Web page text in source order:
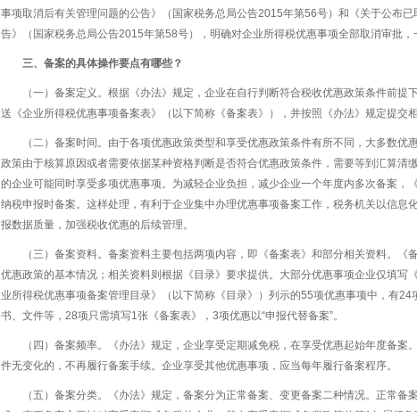
事项取消后有关管理问题的公告》（国家税务总局公告2015年第56号）和《关于公布
告》（国家税务总局公告2015年第58号），明确对企业所得税优惠事项全部取消审批，
三、备案的具体操作要点有哪些？
（一）备案定义。根据《办法》规定，企业在自行判断符合税收优惠政策条件前提
送《企业所得税优惠事项备案表》（以下简称《备案表》），并按照《办法》规定提交相
（二）备案时间。由于各项优惠政策类型和享受优惠政策条件有所不同，大多数优
政策由于核算原因或者需要依据某种资格判断是否符合优惠政策条件，需要等到汇算清
的企业可能同时享受多项优惠事项。为减轻企业负担，减少企业一个年度内多次备案，
纳税申报时备案。这样处理，有利于企业集中办理优惠事项备案工作，税务机关以信息
报数据质量，加强税收优惠的后续管理。
（三）备案资料。备案资料主要包括两项内容，即《备案表》和部分相关资料。《
优惠政策的基本情况；相关资料则根据《目录》要求提供。大部分优惠事项企业仅填写
业所得税优惠事项备案管理目录》（以下简称《目录》）列示的55项优惠事项中，有
书、文件等，28项只需填写1张《备案表》，3项优惠以“申报代替备案”。
（四）备案频率。《办法》规定，企业享受定期减免税，在享受优惠起始年度备案
件无变化的，不再履行备案手续。企业享受其他优惠事项，应当每年履行备案程序。
（五）备案分类。《办法》规定，备案分为正常备案、变更备案二种情况。正常备